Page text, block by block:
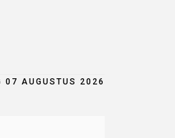
07 AUGUSTUS 2026